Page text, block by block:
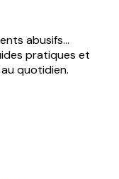
abusifs...
pratiques et
quotidien.